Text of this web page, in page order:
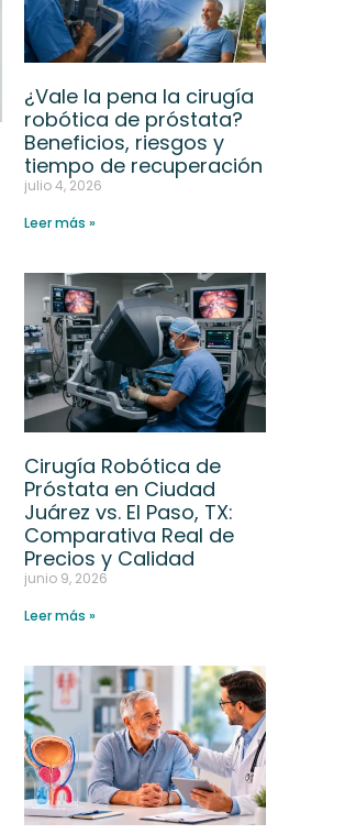
¿Vale la pena la cirugía
robótica de próstata?
Beneficios, riesgos y
tiempo de recuperación
julio 4, 2026
Leer más »
Cirugía Robótica de
Próstata en Ciudad
Juárez vs. El Paso, TX:
Comparativa Real de
Precios y Calidad
junio 9, 2026
Leer más »